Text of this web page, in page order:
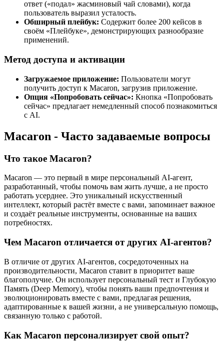
ответ («подал» жасминовый чай словами), когда
пользователь выразил усталость.
Обширный плейбук: Содержит более 200 кейсов в
своём «Плейбуке», демонстрирующих разнообразие
применений.
Метод доступа и активации
Загружаемое приложение: Пользователи могут
получить доступ к Macaron, загрузив приложение.
Опция «Попробовать сейчас»: Кнопка «Попробовать
сейчас» предлагает немедленный способ познакомиться
с AI.
Macaron - Часто задаваемые вопросы
Что такое Macaron?
Macaron — это первый в мире персональный AI-агент,
разработанный, чтобы помочь вам жить лучше, а не просто
работать усерднее. Это уникальный искусственный
интеллект, который растёт вместе с вами, запоминает важное
и создаёт реальные инструменты, основанные на ваших
потребностях.
Чем Macaron отличается от других AI-агентов?
В отличие от других AI-агентов, сосредоточенных на
производительности, Macaron ставит в приоритет ваше
благополучие. Он использует персональный тест и Глубокую
Память (Deep Memory), чтобы понять ваши предпочтения и
эволюционировать вместе с вами, предлагая решения,
адаптированные к вашей жизни, а не универсальную помощь,
связанную только с работой.
Как Macaron персонализирует свой опыт?